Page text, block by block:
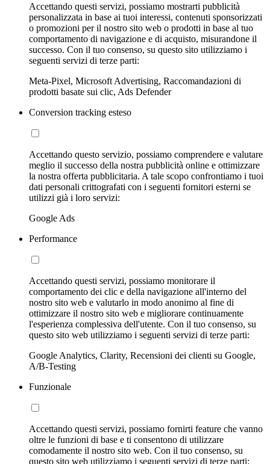
Accettando questi servizi, possiamo mostrarti pubblicità
personalizzata in base ai tuoi interessi, contenuti sponsorizzati
o promozioni per il nostro sito web o prodotti in base al tuo
comportamento di navigazione e di acquisto, misurandone il
successo. Con il tuo consenso, su questo sito utilizziamo i
seguenti servizi di terze parti:
Meta-Pixel, Microsoft Advertising, Raccomandazioni di
prodotti basate sui clic, Ads Defender
Conversion tracking esteso
Accettando questo servizio, possiamo comprendere e valutare
meglio il successo della nostra pubblicità online e ottimizzare
la nostra offerta pubblicitaria. A tale scopo confrontiamo i tuoi
dati personali crittografati con i seguenti fornitori esterni se
utilizzi già i loro servizi:
Google Ads
Performance
Accettando questi servizi, possiamo monitorare il
comportamento dei clic e della navigazione all'interno del
nostro sito web e valutarlo in modo anonimo al fine di
ottimizzare il nostro sito web e migliorare continuamente
l'esperienza complessiva dell'utente. Con il tuo consenso, su
questo sito web utilizziamo i seguenti servizi di terze parti:
Google Analytics, Clarity, Recensioni dei clienti su Google,
A/B-Testing
Funzionale
Accettando questi servizi, possiamo fornirti feature che vanno
oltre le funzioni di base e ti consentono di utilizzare
comodamente il nostro sito web. Con il tuo consenso, su
questo sito web utilizziamo i seguenti servizi di terze parti: